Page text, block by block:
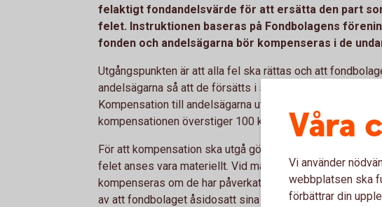
felaktigt fondandelsvärde för att ersätta den part
felet. Instruktionen baseras på Fondbolagens
fonden och andelsägarna bör kompenseras i de
Utgångspunkten är att alla fel ska rättas och att
andelsägarna så att de försätts i samma situation som
Kompensation till andelsägarna utgår i form av likvida
kompensationen överstiger 100 kr.
För att kompensation ska utgå görs emellertid alltid en
felet anses vara materiellt. Vid materiella fel ska fonden
kompenseras om de har påverkats negativt. Fel i
av att fondbolaget åsidosatt sina skyldigheter, såsom vid
Våra
Vi använder
webbplatsen ska
förbättrar din